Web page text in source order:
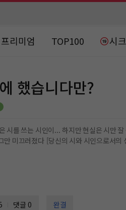
프리미엄 TOP100 시
했습니다만?
하지만 현실은 시만 잘 쓴다고 되는 게 아니었다 모든 걸 잃고 비
댓글 0 완결